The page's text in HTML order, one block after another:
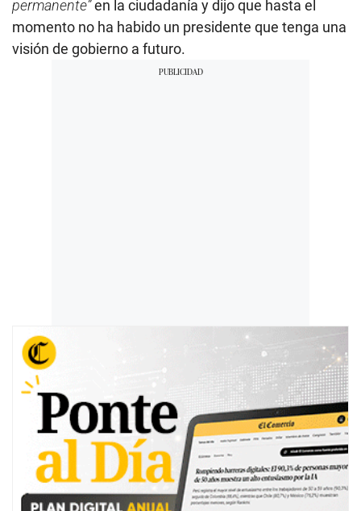
permanente”en la ciudadanía y dijo que hasta el
momento no ha habido un presidente que tenga una
visión de gobierno a futuro.